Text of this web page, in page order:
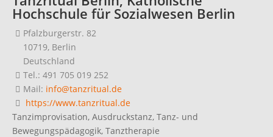
Hochschule für Sozialwesen Berlin
Pfalzburgerstr. 82
10719, Berlin
Deutschland
Tel.: 491 705 019 252
Mail: info@tanzritual.de
https://www.tanzritual.de
Tanzimprovisation, Ausdruckstanz, Tanz- und
Bewegungspädagogik, Tanztherapie